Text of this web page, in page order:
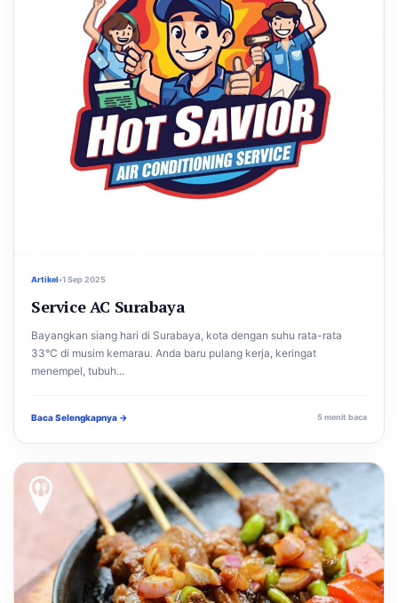
Artikel•1 Sep 2025
Service AC Surabaya
Bayangkan siang hari di Surabaya, kota dengan suhu rata-rata
33°C di musim kemarau. Anda baru pulang kerja, keringat
menempel, tubuh...
Baca Selengkapnya → 5 menit baca